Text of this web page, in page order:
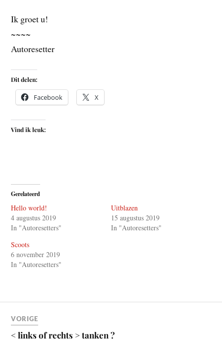
Ik groet u!
~~~~
Autoresetter
Dit delen:
Facebook X
Vind ik leuk:
Gerelateerd
Hello world!
4 augustus 2019
In "Autoresetters"
Uitblazen
15 augustus 2019
In "Autoresetters"
Scoots
6 november 2019
In "Autoresetters"
VORIGE
< links of rechts > tanken ?